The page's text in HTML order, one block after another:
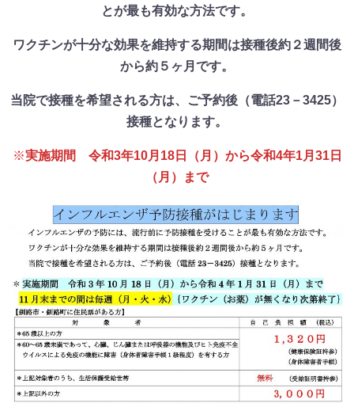
とが最も有効な方法です。
ワクチンが十分な効果を維持する期間は接種後約２週間後
から約５ヶ月です。
当院で接種を希望される方は、ご予約後（電話23－3425）
接種となります。
※実施期間 令和3年10月18日（月）から令和4年1月31日
（月）まで